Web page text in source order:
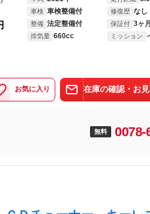
車検 車検整備付 修復歴 なし
整備 法定整備付 保証付 3ヶ
排気量 660cc ミッション
お気に入り 在庫の確認・お見
無料 0078-